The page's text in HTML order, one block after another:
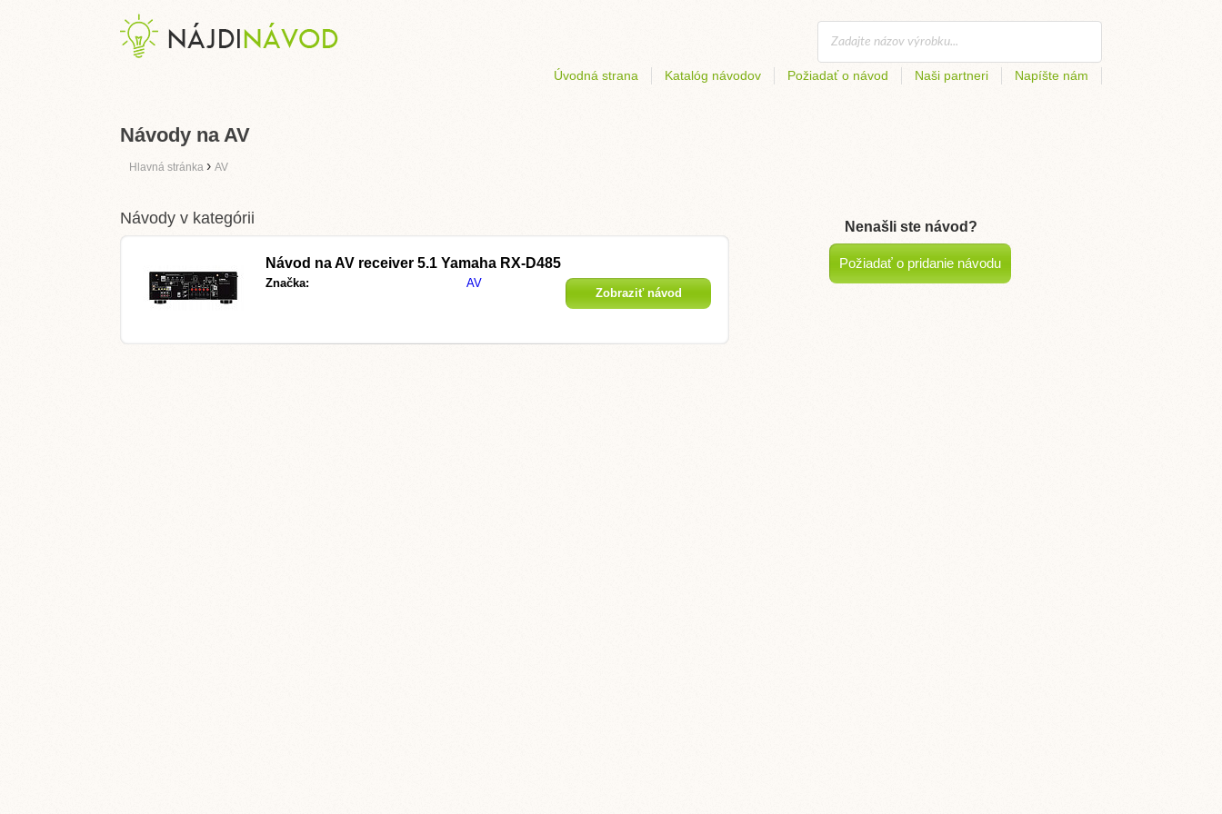
Úvodná strana Katalóg návodov Požiadať o návod Naši partneri Napíšte nám
Návody na AV
Hlavná stránka › AV
Návody v kategórii
Návod na AV receiver 5.1 Yamaha RX-D485
Značka: AV
Zobraziť návod
Nenašli ste návod?
Požiadať o pridanie návodu